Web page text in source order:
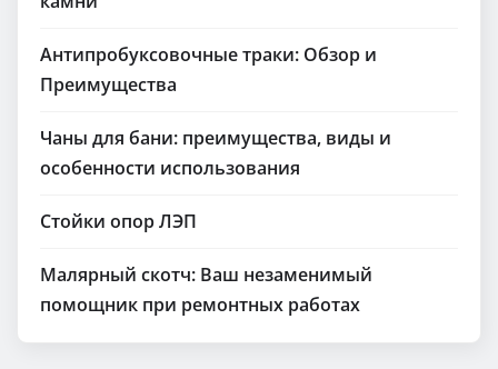
Антипробуксовочные траки: Обзор и
Преимущества
Чаны для бани: преимущества, виды и
особенности использования
Стойки опор ЛЭП
Малярный скотч: Ваш незаменимый
помощник при ремонтных работах